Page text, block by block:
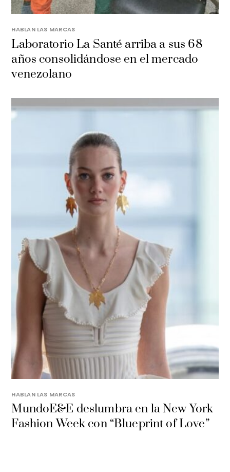
HABLAN LAS MARCAS
Laboratorio La Santé arriba a sus 68
años consolidándose en el mercado
venezolano
HABLAN LAS MARCAS
MundoE&E deslumbra en la New York
Fashion Week con “Blueprint of Love”